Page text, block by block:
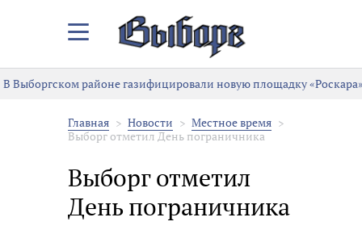
Закрыть/
меню
В Выборгском районе газифицировали новую площадку «Роскара»
Главная Новости
Местное время
Выборг отметил День пограничника
Выборг отметил
День пограничника